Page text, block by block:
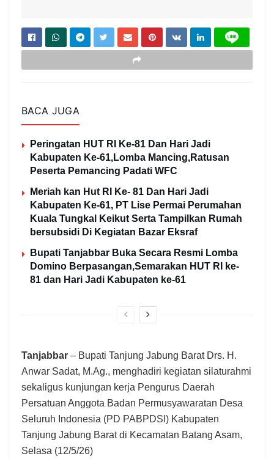
BACA JUGA
Peringatan HUT RI Ke-81 Dan Hari Jadi
Kabupaten Ke-61,Lomba Mancing,Ratusan
Peserta Pemancing Padati WFC
Meriah kan Hut RI Ke- 81 Dan Hari Jadi
Kabupaten Ke-61, PT Lise Permai Perumahan
Kuala Tungkal Keikut Serta Tampilkan Rumah
bersubsidi Di Kegiatan Bazar Eksraf
Bupati Tanjabbar Buka Secara Resmi Lomba
Domino Berpasangan,Semarakan HUT RI ke-
81 dan Hari Jadi Kabupaten ke-61
Tanjabbar – Bupati Tanjung Jabung Barat Drs. H.
Anwar Sadat, M.Ag., menghadiri kegiatan silaturahmi
sekaligus kunjungan kerja Pengurus Daerah
Persatuan Anggota Badan Permusyawaratan Desa
Seluruh Indonesia (PD PABPDSI) Kabupaten
Tanjung Jabung Barat di Kecamatan Batang Asam,
Selasa (12/5/26)